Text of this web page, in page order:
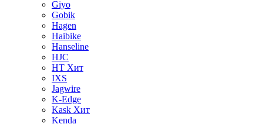
Giyo
Gobik
Hagen
Haibike
Hanseline
HJC
HT Хит
IXS
Jagwire
K-Edge
Kask Хит
Kenda